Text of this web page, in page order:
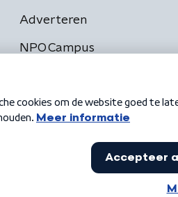
Adverteren
NPO Campus